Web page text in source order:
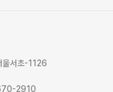
서초-1126
2910